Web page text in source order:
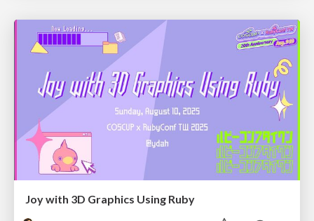
Joy with 3D Graphics Using Ruby